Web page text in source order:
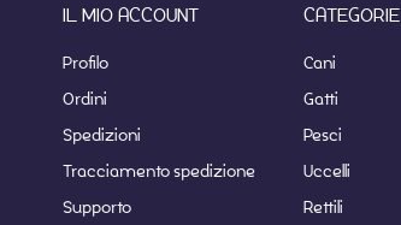
IL MIO ACCOUNT
Profilo
Ordini
Spedizioni
Tracciamento spedizione
Supporto
CATEGORIE
Cani
Gatti
Pesci
Uccelli
Rettili